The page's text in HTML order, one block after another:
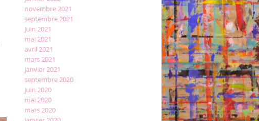
novembre 2021
septembre 2021
juin 2021
mai 2021
avril 2021
mars 2021
janvier 2021
septembre 2020
juin 2020
mai 2020
mars 2020